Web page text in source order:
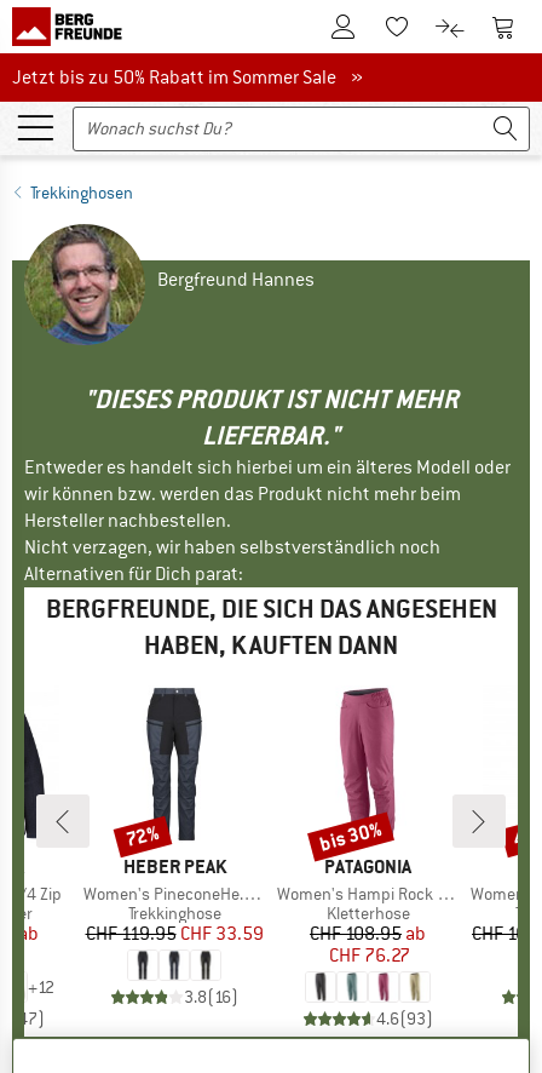
Zum KundenkontoZum Merkzettel.
Zum Zum
Jetzt bis zu 50% Rabatt im Sommer Sale
Jetzt bis zu 50% Rabatt im Sommer Sale »
Trekkinghosen
Bergfreund Hannes
"DIESES PRODUKT IST NICHT MEHR
LIEFERBAR."
Entweder es handelt sich hierbei um ein älteres Modell oder
wir können bzw. werden das Produkt nicht mehr beim
Hersteller nachbestellen.
Nicht verzagen, wir haben selbstverständlich noch
Alternativen für Dich parat:
BERGFREUNDE, DIE SICH DAS ANGESEHEN
HABEN, KAUFTEN DANN
1/4 Zip
Preis
ab
+12
47)
MARKE
HEBER PEAK
Artikel
Women's PineconeHe. Trekking Pants
Produktgruppe
Trekkinghose
Preis
CHF 119.95reduzierter Preis
CHF 33.59
3.8(16)
Rabatt
72%
MARKE
PATAGONIA
Artikel
Women's Hampi Rock Pants
Produktgruppe
Kletterhose
Preis
CHF 108.95reduzierter Preis
ab
CHF 76.27
4.6(93)
Rabatt
bis 30%
Artikel
Women's
CHF